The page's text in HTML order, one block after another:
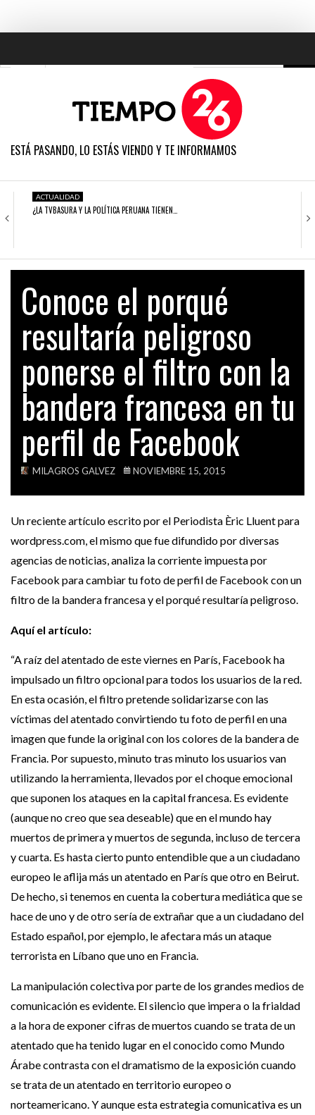
ESTÁ PASANDO, LO ESTÁS VIENDO Y TE INFORMAMOS
POLÍTICA
ECONOMÍA
SOCIEDAD
OPINIÓN
ENTRETENIMIENTO
TECH
ACTUALIDAD
¿LA TVBASURA Y LA POLÍTICA PERUANA TIENEN…
ACTUALIDAD
DESPUÉS DE TANTAS NOTICIAS FATÍDICAS LLEGA
ESTA…
OPINIÓN
PARA LOS TRADICIONALES MEDIOS DE
COMUNICACIÓN EXISTEN…
SALUD
REINO UNIDO: LA NUEVA ENFERMEDAD DE
TRANSMISIÓN…
SI HAS PUESTO LA BANDERA DE FRANCIA…
ESTO ES LO QUE TENGO QUE DECIR…
PRESIDENTE DE SIRIA, BASHAR AL ASSAD:
ACTUALIDAD
BATACLAN: ESTE ES EL VÍDEO MÁS TERRORÍFICO…
ACTUALIDAD
PAPA FRANCISCO: ATENTADOS EN PARÍS SON
“PARTE”…
ACTUALIDAD
ESTADO ISLÁMICO…
ACTUALIDAD
LAS IMÁGENES QUE AÚN NO HAS VISTO…
TODO SOBRE LO QUE OCURRIÓ CON DANIEL…
ACTUALIDAD
Conoce el porqué
resultaría peligroso
ponerse el filtro con la
bandera francesa en tu
perfil de Facebook
MILAGROS GALVEZ NOVIEMBRE 15, 2015
Un reciente artículo escrito por el Periodista Èric Lluent para
wordpress.com, el mismo que fue difundido por diversas
agencias de noticias, analiza la corriente impuesta por
Facebook para cambiar tu foto de perfil de Facebook con un
filtro de la bandera francesa y el porqué resultaría peligroso.
Aquí el artículo:
“A raíz del atentado de este viernes en París, Facebook ha
impulsado un filtro opcional para todos los usuarios de la red.
En esta ocasión, el filtro pretende solidarizarse con las
víctimas del atentado convirtiendo tu foto de perfil en una
imagen que funde la original con los colores de la bandera de
Francia. Por supuesto, minuto tras minuto los usuarios van
utilizando la herramienta, llevados por el choque emocional
que suponen los ataques en la capital francesa. Es evidente
(aunque no creo que sea deseable) que en el mundo hay
muertos de primera y muertos de segunda, incluso de tercera
y cuarta. Es hasta cierto punto entendible que a un ciudadano
europeo le aflija más un atentado en París que otro en Beirut.
De hecho, si tenemos en cuenta la cobertura mediática que se
hace de uno y de otro sería de extrañar que a un ciudadano del
Estado español, por ejemplo, le afectara más un ataque
terrorista en Líbano que uno en Francia.
La manipulación colectiva por parte de los grandes medios de
comunicación es evidente. El silencio que impera o la frialdad
a la hora de exponer cifras de muertos cuando se trata de un
atentado que ha tenido lugar en el conocido como Mundo
Árabe contrasta con el dramatismo de la exposición cuando
se trata de un atentado en territorio europeo o
norteamericano. Y aunque esta estrategia comunicativa es un